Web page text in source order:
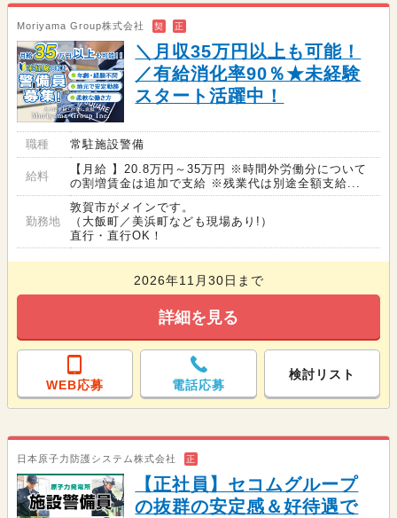
Moriyama Group株式会社 契 正
＼月収35万円以上も可能！
／有給消化率90％★未経験
スタート活躍中！
職種 常駐施設警備
給料
【月給 】20.8万円～35万円 ※時間外労働分について
の割増賃金は追加で支給 ※残業代は別途全額支給...
勤務地
敦賀市がメインです。
（大飯町／美浜町なども現場あり!）
直行・直行OK！
2026年11月30日まで
詳細を見る
WEB応募 電話応募
検討リスト
日本原子力防護システム株式会社 正
【正社員】セコムグループ
の抜群の安定感＆好待遇で